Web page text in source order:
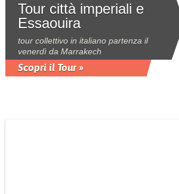
Tour città imperiali e
Essaouira
tour collettivo in italiano partenza il
venerdì da Marrakech
Scopri il Tour »